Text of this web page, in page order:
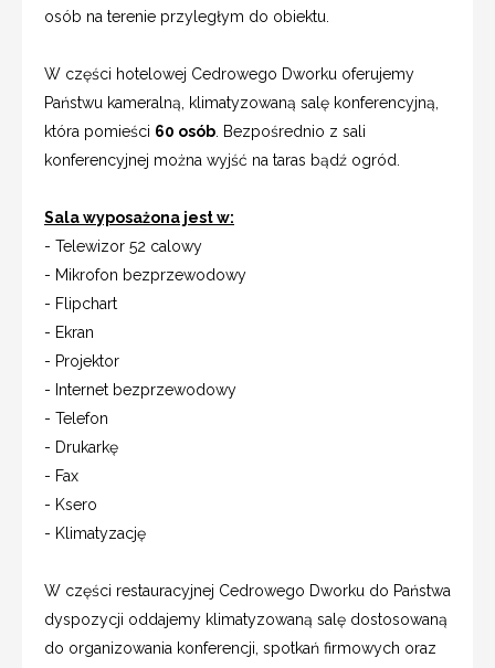
osób na terenie przyległym do obiektu.
W części hotelowej Cedrowego Dworku oferujemy
Państwu kameralną, klimatyzowaną salę konferencyjną,
która pomieści 60 osób . Bezpośrednio z sali
konferencyjnej można wyjść na taras bądź ogród.
Sala wyposażona jest w:
- Telewizor 52 calowy
- Mikrofon bezprzewodowy
- Flipchart
- Ekran
- Projektor
- Internet bezprzewodowy
- Telefon
- Drukarkę
- Fax
- Ksero
- Klimatyzację
W części restauracyjnej Cedrowego Dworku do Państwa
dyspozycji oddajemy klimatyzowaną salę dostosowaną
do organizowania konferencji, spotkań firmowych oraz